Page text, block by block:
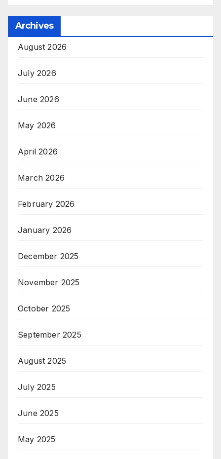
Archives
August 2026
July 2026
June 2026
May 2026
April 2026
March 2026
February 2026
January 2026
December 2025
November 2025
October 2025
September 2025
August 2025
July 2025
June 2025
May 2025